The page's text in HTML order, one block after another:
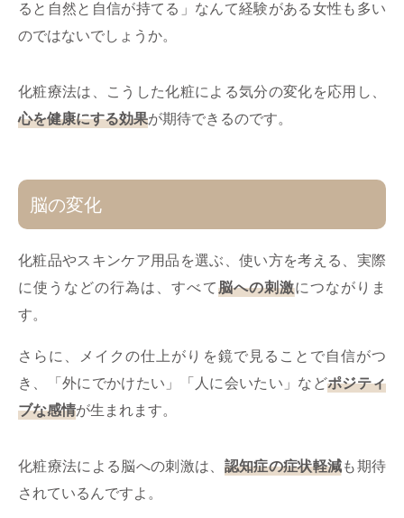
ると自然と自信が持てる」なんて経験がある女性も多い
のではないでしょうか。
化粧療法は、こうした化粧による気分の変化を応用し、
心を健康にする効果が期待できるのです。
脳の変化
化粧品やスキンケア用品を選ぶ、使い方を考える、実際
に使うなどの行為は、すべて脳への刺激につながりま
す。
さらに、メイクの仕上がりを鏡で見ることで自信がつ
き、「外にでかけたい」「人に会いたい」などポジティ
ブな感情が生まれます。
化粧療法による脳への刺激は、 認知症の症状軽減も期待
されているんですよ。